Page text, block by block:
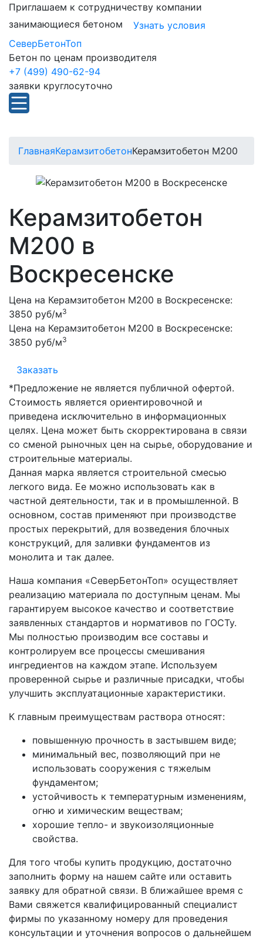
Приглашаем к сотрудничеству компании
занимающиеся бетоном
Узнать условия
СеверБетонТоп
Бетон по ценам производителя
+7 (499) 490-62-94
заявки круглосуточно
ГлавнаяКерамзитобетонКерамзитобетон М200
Керамзитобетон
М200 в
Воскресенске
Цена на Керамзитобетон М200 в Воскресенске:
3850 руб/м3
Цена на Керамзитобетон М200 в Воскресенске:
3850 руб/м3
Заказать
*Предложение не является публичной офертой.
Стоимость является ориентировочной и
приведена исключительно в информационных
целях. Цена может быть скорректирована в связи
со сменой рыночных цен на сырье, оборудование и
строительные материалы.
Данная марка является строительной смесью
легкого вида. Ее можно использовать как в
частной деятельности, так и в промышленной. В
основном, состав применяют при производстве
простых перекрытий, для возведения блочных
конструкций, для заливки фундаментов из
монолита и так далее.
Наша компания «СеверБетонТоп» осуществляет
реализацию материала по доступным ценам. Мы
гарантируем высокое качество и соответствие
заявленных стандартов и нормативов по ГОСТу.
Мы полностью производим все составы и
контролируем все процессы смешивания
ингредиентов на каждом этапе. Используем
проверенной сырье и различные присадки, чтобы
улучшить эксплуатационные характеристики.
К главным преимуществам раствора относят:
повышенную прочность в застывшем виде;
минимальный вес, позволяющий при не
использовать сооружения с тяжелым
фундаментом;
устойчивость к температурным изменениям,
огню и химическим веществам;
хорошие тепло- и звукоизоляционные
свойства.
Для того чтобы купить продукцию, достаточно
заполнить форму на нашем сайте или оставить
заявку для обратной связи. В ближайшее время с
Вами свяжется квалифицированный специалист
фирмы по указанному номеру для проведения
консультации и уточнения вопросов о дальнейшем